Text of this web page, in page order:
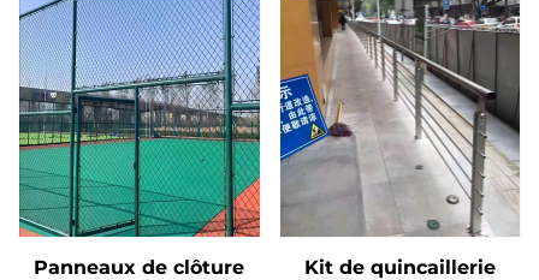
Panneaux de clôture
Kit de quincaillerie